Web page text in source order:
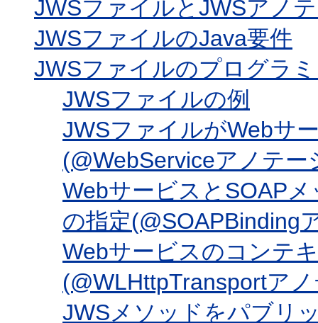
JWSファイルとJWSアノ
JWSファイルのJava要件
JWSファイルのプログラ
JWSファイルの例
JWSファイルがWebサ
(@WebServiceアノテー
WebサービスとSOAP
の指定(@SOAPBinding
Webサービスのコンテ
(@WLHttpTransportア
JWSメソッドをパブリ